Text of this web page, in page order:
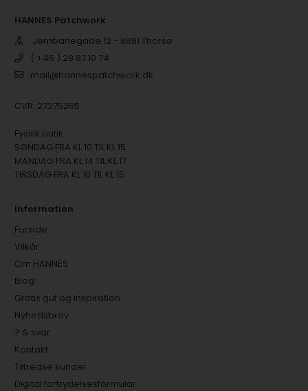
HANNES Patchwork
Jernbanegade 12 - 8881 Thorsø
( +45 ) 29 87 10 74
mail@hannespatchwork.dk
CVR: 27275265
Fysisk butik:
SØNDAG FRA KL 10 TIL KL 15
MANDAG FRA KL 14 TIL KL 17
TIRSDAG FRA KL 10 TIL KL 15
Information
Forside
Vilkår
Om HANNES
Blog
Gratis guf og inspiration
Nyhedsbrev
? & svar
Kontakt
Tilfredse kunder
Digital fortrydelsesformular